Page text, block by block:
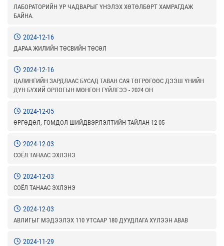
ЛАБОРАТОРИЙН УР ЧАДВАРЫГ ҮНЭЛЭХ ХӨТӨЛБӨРТ ХАМРАГДАЖ
БАЙНА.
2024-12-16
ДАРАА ЖИЛИЙН ТӨСВИЙН ТӨСӨЛ
2024-12-16
ЦАЛИНГИЙН ЗАРДЛААС БУСАД ТАВАН САЯ ТӨГРӨГӨӨС ДЭЭШ ҮНИЙН
ДҮН БҮХИЙ ОРЛОГЫН МӨНГӨН ГҮЙЛГЭЭ - 2024 ОН
2024-12-05
ӨРГӨДӨЛ, ГОМДОЛ ШИЙДВЭРЛЭЛТИЙН ТАЙЛАН 12-05
2024-12-03
СОЁЛ ТАНААС ЭХЛЭНЭ
2024-12-03
СОЁЛ ТАНААС ЭХЛЭНЭ
2024-12-03
АВЛИГЫГ МЭДЭЭЛЭХ 110 УТСААР 180 ДУУДЛАГА ХҮЛЭЭН АВАВ
2024-11-29